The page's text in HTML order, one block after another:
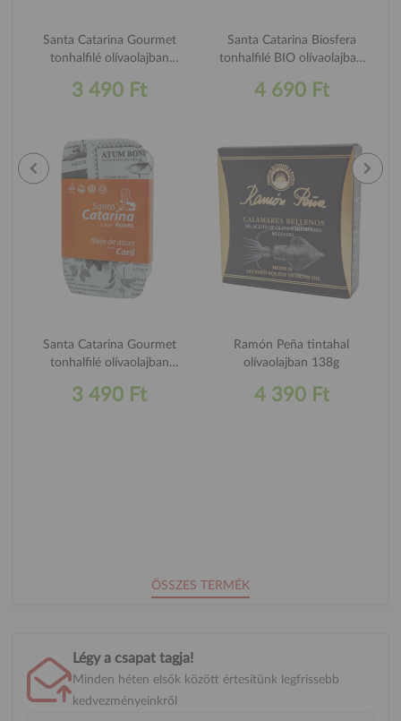
Santa Catarina Gourmet
tonhalfilé olívaolajban
3 490 Ft
Santa Catarina Gourmet
tonhalfilé olívaolajban
3 490 Ft
Santa Catarina Biosfera
tonhalfilé BIO olívaolajban
4 690 Ft
Ramón Peña tintahal
olívaolajban 138g
4 390 Ft
ÖSSZES TERMÉK
Légy a csapat tagja!
Minden héten elsők között értesítünk legfrissebb
kedvezményeinkről